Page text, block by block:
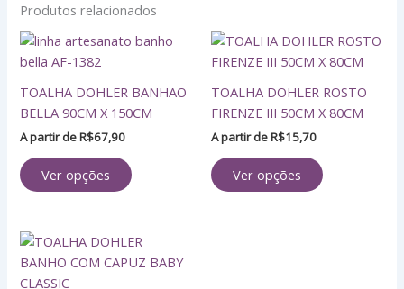
Produtos relacionados
TOALHA DOHLER BANHÃO
BELLA 90CM X 150CM
A partir deR$67,90
Ver opções
Este
várias
variantes.
podem
na
página
TOALHA DOHLER ROSTO
FIRENZE III 50CM X 80CM
A partir deR$15,70
Ver opções
Este
produto
várias
variantes.
podem
Este
produto